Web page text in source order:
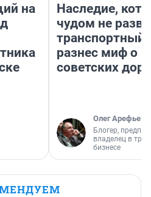
на
Наследие,
чудом не
транспортный
разнес миф о
советских
Олег Арефьев
Блогер,
владелец в
бизнесе